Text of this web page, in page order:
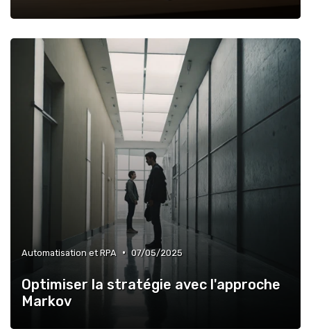
Automatisation et RPA • 07/05/2025
Optimiser la stratégie avec l'approche
Markov